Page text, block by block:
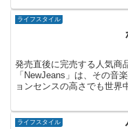
ライフスタイル
発売直後に完売する人気商
「NewJeans」は、その音
ョンセンスの高さでも世界
ライフスタイル